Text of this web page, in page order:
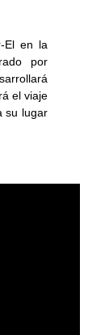
El en la
por
el viaje
su lugar